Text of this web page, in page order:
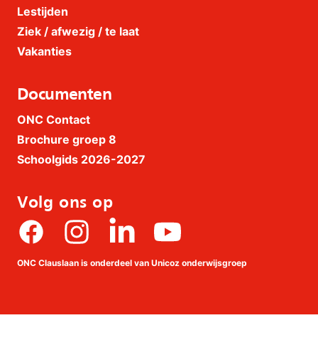
Lestijden
Ziek / afwezig / te laat
Vakanties
Documenten
ONC Contact
Brochure groep 8
Schoolgids 2026-2027
Volg ons op
FacebookInstagramlinkedinYoutube
ONC Clauslaan is onderdeel van Unicoz onderwijsgroep